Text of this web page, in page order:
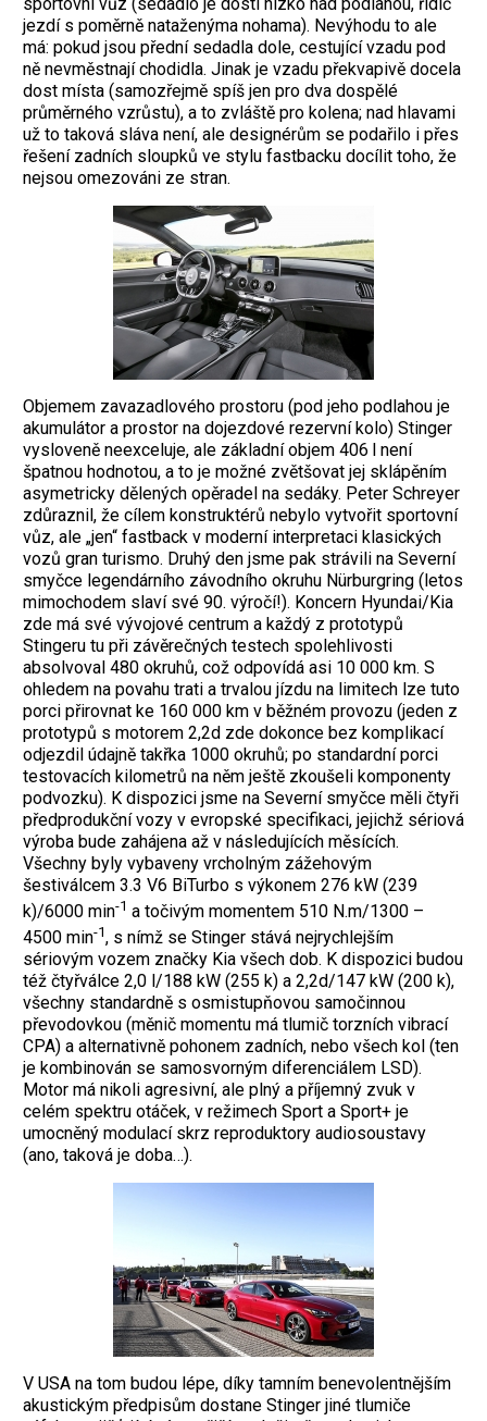
jezdí s poměrně nataženýma nohama). Nevýhodu to ale
má: pokud jsou přední sedadla dole, cestující vzadu pod
ně nevměstnají chodidla. Jinak je vzadu překvapivě docela
dost místa (samozřejmě spíš jen pro dva dospělé
průměrného vzrůstu), a to zvláště pro kolena; nad hlavami
už to taková sláva není, ale designérům se podařilo i přes
řešení zadních sloupků ve stylu fastbacku docílit toho, že
nejsou omezováni ze stran.
Objemem zavazadlového prostoru (pod jeho podlahou je
akumulátor a prostor na dojezdové rezervní kolo) Stinger
vysloveně neexceluje, ale základní objem 406 l není
špatnou hodnotou, a to je možné zvětšovat jej sklápěním
asymetricky dělených opěradel na sedáky. Peter Schreyer
zdůraznil, že cílem konstruktérů nebylo vytvořit sportovní
vůz, ale „jen“ fastback v moderní interpretaci klasických
vozů gran turismo. Druhý den jsme pak strávili na Severní
smyčce legendárního závodního okruhu Nürburgring (letos
mimochodem slaví své 90. výročí!). Koncern Hyundai/Kia
zde má své vývojové centrum a každý z prototypů
Stingeru tu při závěrečných testech spolehlivosti
absolvoval 480 okruhů, což odpovídá asi 10 000 km. S
ohledem na povahu trati a trvalou jízdu na limitech lze tuto
porci přirovnat ke 160 000 km v běžném provozu (jeden z
prototypů s motorem 2,2d zde dokonce bez komplikací
odjezdil údajně takřka 1000 okruhů; po standardní porci
testovacích kilometrů na něm ještě zkoušeli komponenty
podvozku). K dispozici jsme na Severní smyčce měli čtyři
předprodukční vozy v evropské specifikaci, jejichž sériová
výroba bude zahájena až v následujících měsících.
Všechny byly vybaveny vrcholným zážehovým
šestiválcem 3.3 V6 BiTurbo s výkonem 276 kW (239
k)/6000 min-1 a točivým momentem 510 N.m/1300 –
4500 min-1, s nímž se Stinger stává nejrychlejším
sériovým vozem značky Kia všech dob. K dispozici budou
též čtyřválce 2,0 l/188 kW (255 k) a 2,2d/147 kW (200 k),
všechny standardně s osmistupňovou samočinnou
převodovkou (měnič momentu má tlumič torzních vibrací
CPA) a alternativně pohonem zadních, nebo všech kol (ten
je kombinován se samosvorným diferenciálem LSD).
Motor má nikoli agresivní, ale plný a příjemný zvuk v
celém spektru otáček, v režimech Sport a Sport+ je
umocněný modulací skrz reproduktory audiosoustavy
(ano, taková je doba…).
V USA na tom budou lépe, díky tamním benevolentnějším
akustickým předpisům dostane Stinger jiné tlumiče